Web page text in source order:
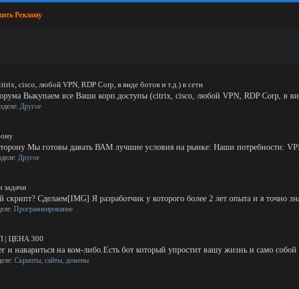
cisco, любой VPN, RDP Corp, в виде ботов и т.д.) в сети
Выкупаем все Ваши корп.доступы (citrix, cisco, любой VPN, RDP Corp, в
Другое
Мы готовы давать ВАМ лучшие условия на рынке: Наши потребности:
Другое
задачи
Сделаем[IMG] Я разработчик у которого более 2 лет опыта и я точно
Программирование
ЦЕНА 300
и навариться на ком-либо.Есть бот который упростит вашу жизнь и само собой
Скрипты, сайты, домены
Рекламу